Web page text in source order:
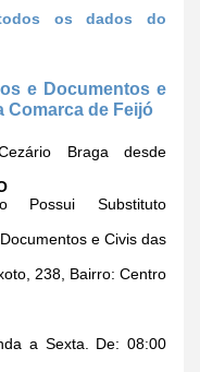
os dados do
e Documentos e
de Feijó
Braga desde
Possui Substituto
e Civis das
238, Bairro: Centro
a Sexta. De: 08:00